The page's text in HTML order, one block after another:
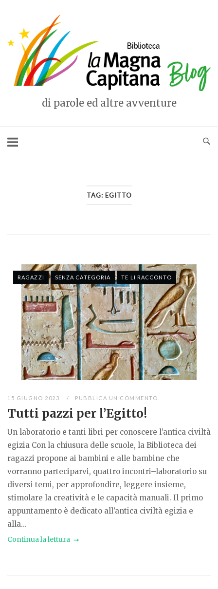
contenuto
di parole ed altre avventure
TAG: EGITTO
RAGAZZI SENZA CATEGORIA TE LI RACCONTO
15 GIUGNO 2023 PUBBLICA UN COMMENTO
Tutti pazzi per l’Egitto!
Un laboratorio e tanti libri per conoscere l’antica civiltà
egizia Con la chiusura delle scuole, la Biblioteca dei
ragazzi propone ai bambini e alle bambine che
vorranno parteciparvi, quattro incontri–laboratorio su
diversi temi, per approfondire, leggere insieme,
stimolare la creatività e le capacità manuali. Il primo
appuntamento è dedicato all’antica civiltà egizia e
alla...
Continua la lettura